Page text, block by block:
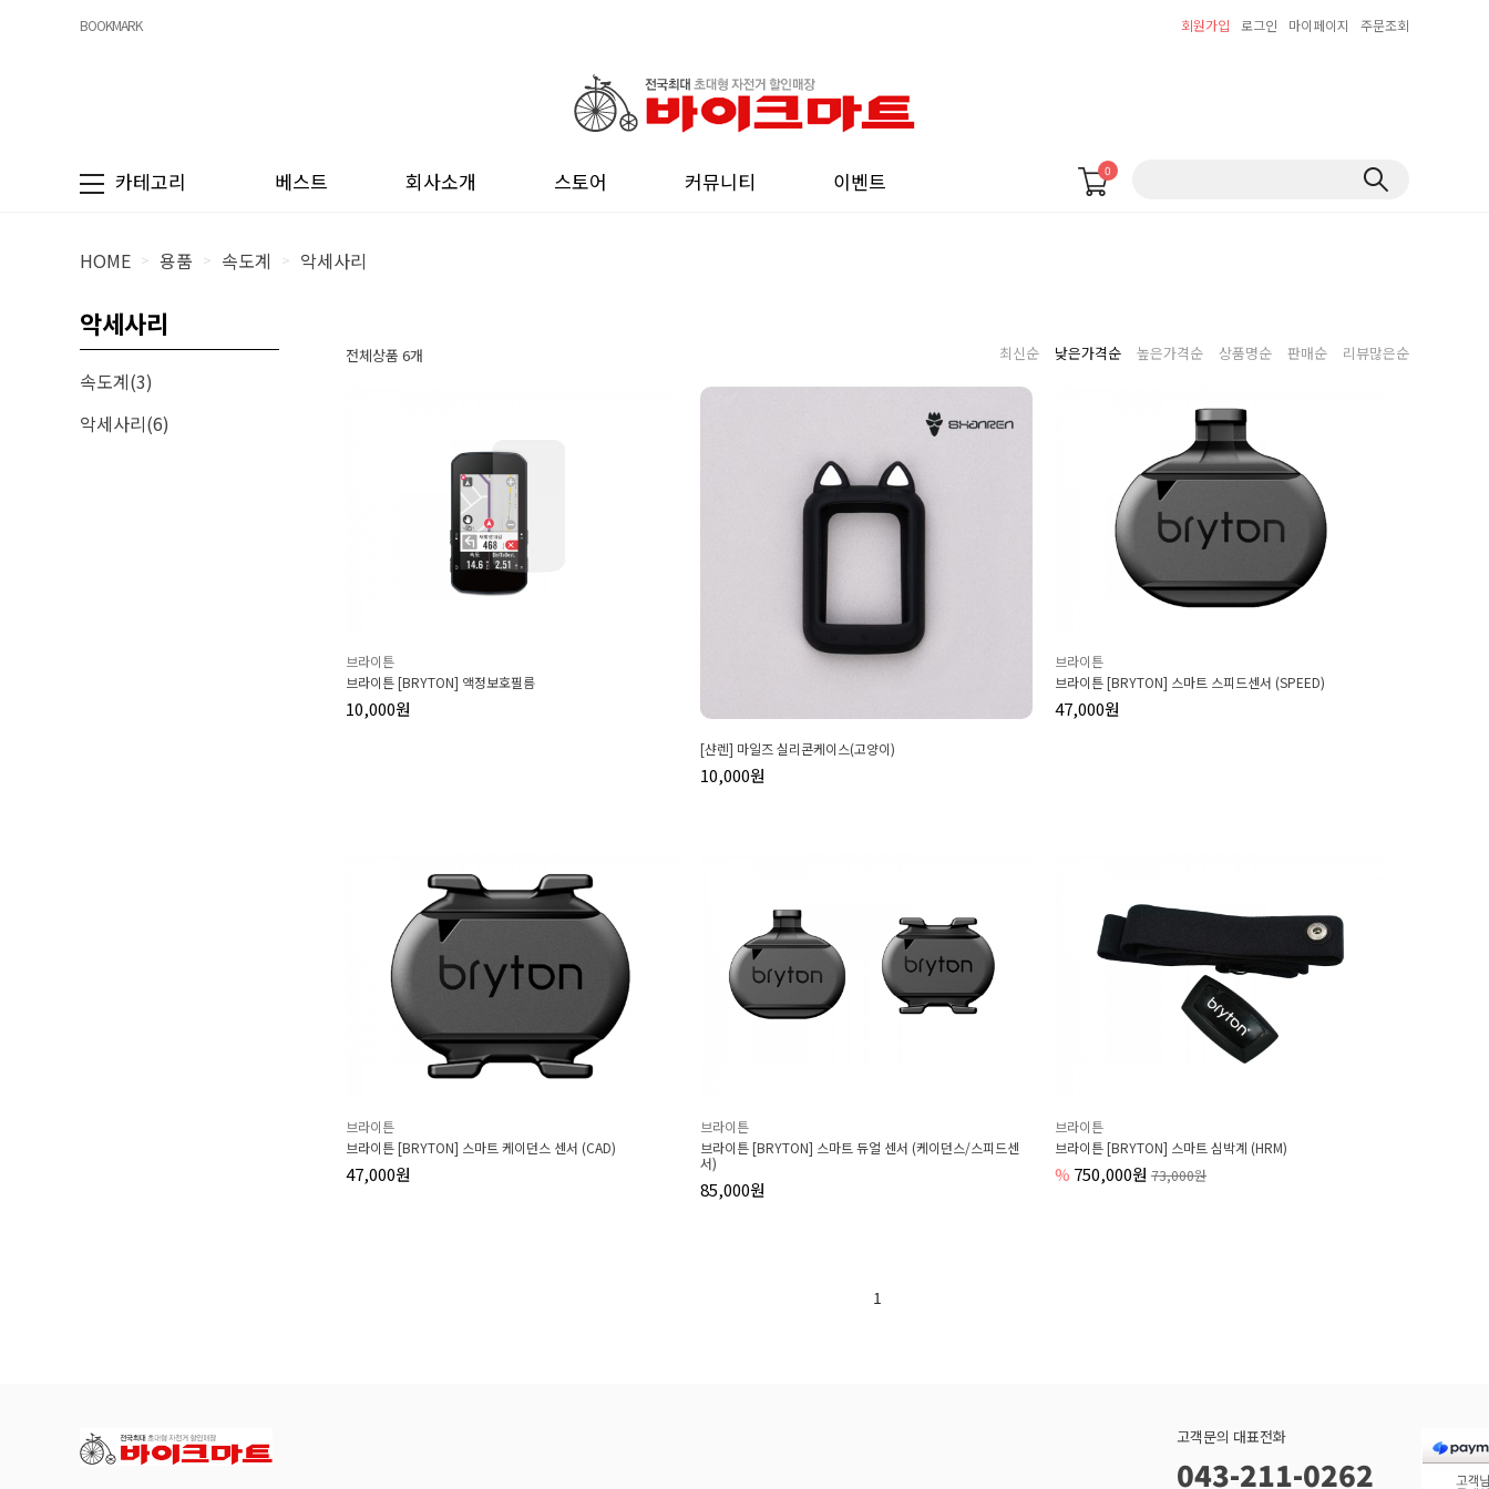
BOOKMARK 회원가입 로그인 마이페이지 주문조회
카테고리 베스트 회사소개 스토어 커뮤니티 이벤트 0
HOME > 용품 > 속도계 > 악세사리
악세사리
속도계(3)
악세사리(6)
전체상품 6개 최신순 낮은가격순 높은가격순 상품명순 판매순 리뷰많은순
브라이튼
브라이튼 [BRYTON] 액정보호필름
10,000원
[샨렌] 마일즈 실리콘케이스(고양이)
10,000원
브라이튼
브라이튼 [BRYTON] 스마트 스피드센서 (SPEED)
47,000원
브라이튼
브라이튼 [BRYTON] 스마트 케이던스 센서 (CAD)
47,000원
브라이튼
브라이튼 [BRYTON] 스마트 듀얼 센서 (케이던스/스피드센
서)
85,000원
브라이튼
브라이튼 [BRYTON] 스마트 심박계 (HRM)
% 750,000원 73,000원
1
고객문의 대표전화
043-211-0262